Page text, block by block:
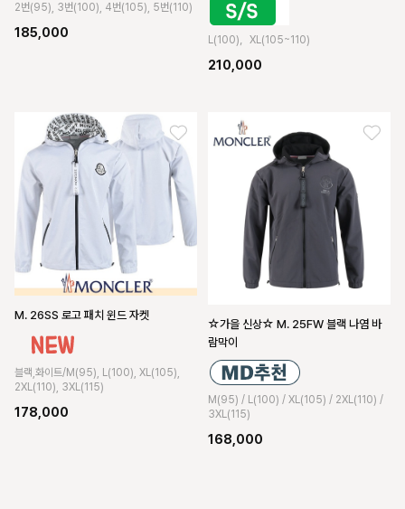
2번(95), 3번(100), 4번(105), 5번(110)
185,000 L(100)，XL(105~110)
210,000
M. 26SS 로고 패치 윈드 자켓
블랙,화이트/M(95), L(100), XL(105),
2XL(110), 3XL(115)
178,000
☆가을 신상☆ M. 25FW 블랙 나염 바
람막이
M(95) / L(100) / XL(105) / 2XL(110) /
3XL(115)
168,000